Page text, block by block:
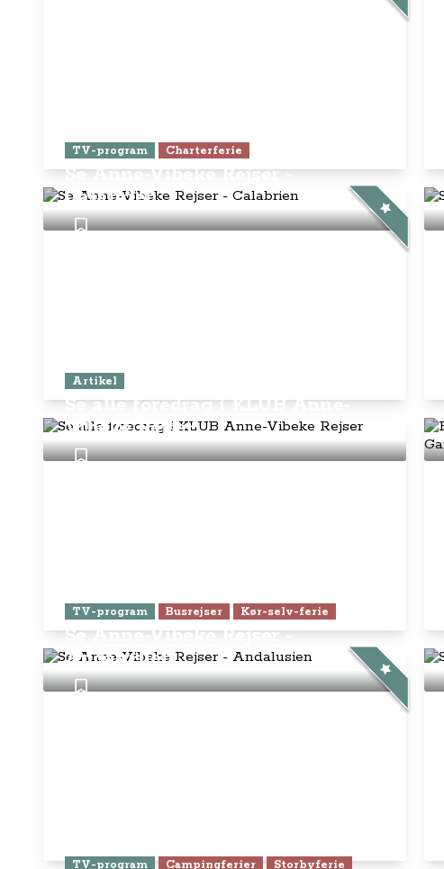
TV-program Charterferie
Se Anne-Vibeke Rejser -
Calabrien
Artikel
Se alle foredrag i KLUB Anne-
Vibeke Rejser
TV-program Busrejser Kør-selv-ferie
Se Anne-Vibeke Rejser -
Andalusien
TV-program Campingferier Storbyferie